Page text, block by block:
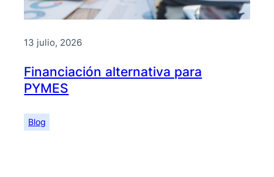
13 julio, 2026
Financiación alternativa para
PYMES
Blog